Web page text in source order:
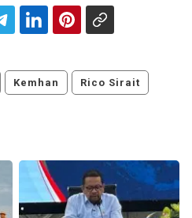
Kemhan Rico Sirait